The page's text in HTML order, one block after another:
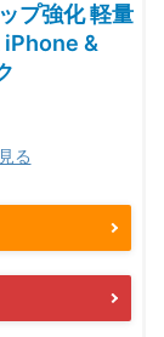
プ強化 軽量
iPhone &
る